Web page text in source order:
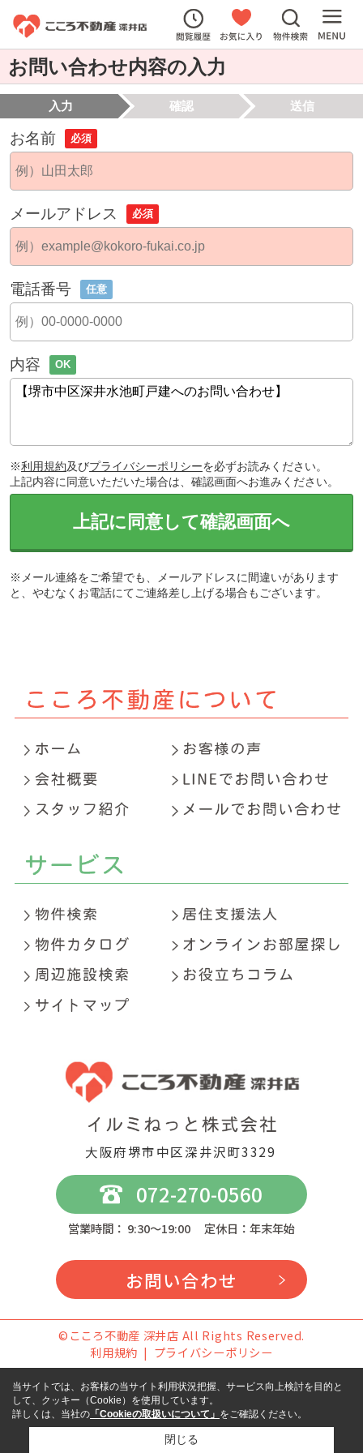
お問い合わせ内容の入力
入力 確認 送信
お名前 必須
メールアドレス 必須
電話番号 任意
内容 OK
※利用規約及びプライバシーポリシーを必ずお読みください。
上記内容に同意いただいた場合は、確認画面へお進みください。
上記に同意して確認画面へ
※メール連絡をご希望でも、メールアドレスに間違いがあります
と、やむなくお電話にてご連絡差し上げる場合もございます。
大阪府堺市中区深井沢町3329
072-270-0560
営業時間： 9:30～19:00 定休日：年末年始
お問い合わせ
©こころ不動産 深井店 All Rights Reserved.
利用規約
プライバシーポリシー
当サイトでは、お客様の当サイト利用状況把握、サービス向上検討を目的と
して、クッキー（Cookie）を使用しています。
詳しくは、当社の 「Cookieの取扱いについて」 をご確認ください。
閉じる